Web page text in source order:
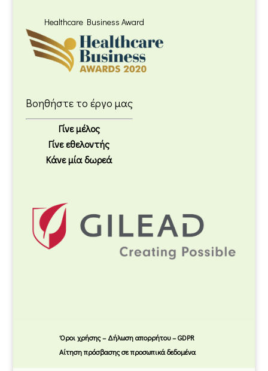
Healthcare Business Award
Βοηθήστε το έργο μας
Γίνε μέλος
Γίνε εθελοντής
Κάνε μία δωρεά
Όροι χρήσης – Δήλωση απορρήτου – GDPR
Αίτηση πρόσβασης σε προσωπικά δεδομένα